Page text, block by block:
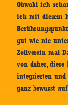
Obwohl ich
ich mit diesem
gut wie nie
Zollverein mal
von daher,
integrierten und
ganz bewusst